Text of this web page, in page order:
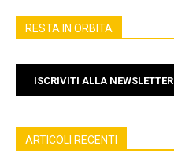
RESTA IN ORBITA
ISCRIVITI ALLA NEWSLETTER
ARTICOLI RECENTI